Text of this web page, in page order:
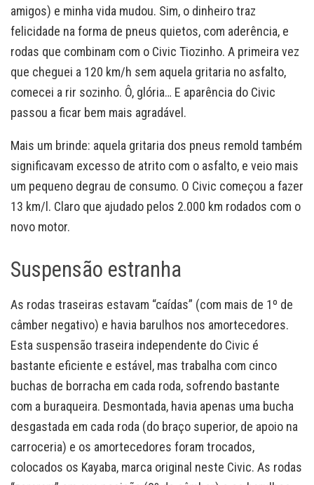
amigos) e minha vida mudou. Sim, o dinheiro traz
felicidade na forma de pneus quietos, com aderência, e
rodas que combinam com o Civic Tiozinho. A primeira vez
que cheguei a 120 km/h sem aquela gritaria no asfalto,
comecei a rir sozinho. Ô, glória… E aparência do Civic
passou a ficar bem mais agradável.
Mais um brinde: aquela gritaria dos pneus remold também
significavam excesso de atrito com o asfalto, e veio mais
um pequeno degrau de consumo. O Civic começou a fazer
13 km/l. Claro que ajudado pelos 2.000 km rodados com o
novo motor.
Suspensão estranha
As rodas traseiras estavam “caídas” (com mais de 1º de
câmber negativo) e havia barulhos nos amortecedores.
Esta suspensão traseira independente do Civic é
bastante eficiente e estável, mas trabalha com cinco
buchas de borracha em cada roda, sofrendo bastante
com a buraqueira. Desmontada, havia apenas uma bucha
desgastada em cada roda (do braço superior, de apoio na
carroceria) e os amortecedores foram trocados,
colocados os Kayaba, marca original neste Civic. As rodas